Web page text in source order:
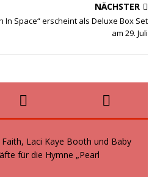
NÄCHSTER
In Space“ erscheint als Deluxe Box Set
am 29. Juli
Laci Kaye Booth und Baby
für die Hymne „Pearl